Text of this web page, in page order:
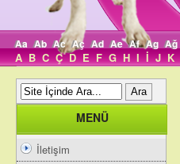
Aa Ab Ac Aç Ad Ae Af Ag Ağ
A B C Ç D E F G H I İ J K
MENÜ
İletişim